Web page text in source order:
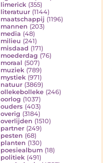
limerick (355)
literatuur (1144)
maatschappij (1196)
mannen (203)
media (48)
milieu (241)
misdaad (171)
moederdag (76)
moraal (507)
muziek (789)
mystiek (971)
natuur (3869)
ollekebolleke (246)
oorlog (1037)
ouders (403)
overig (3184)
overlijden (1510)
partner (249)
pesten (68)
planten (130)
poesiealbum (18)
politiek (491)